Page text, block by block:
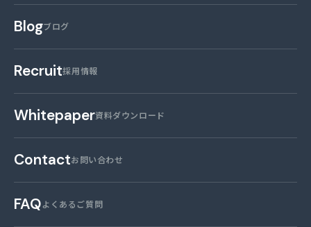
Blogブログ
Recruit採用情報
Whitepaper資料ダウンロード
Contactお問い合わせ
FAQよくあるご質問